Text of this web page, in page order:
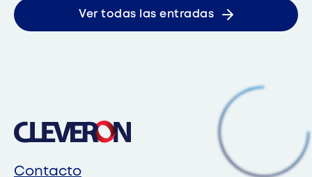
muebles para el hogar y de bricolaje, permite la
entrega automatizada de artículos de gran
Ver todas las entradas
Contacto